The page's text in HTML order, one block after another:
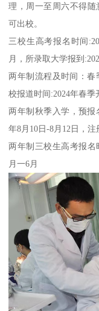
理，周一至周六不得
可出校。
三校生高考报名时间
月，所录取大学报到
两年制流程及时间：春
校报道时间:2024年春季
两年制秋季入学，预报
年8月10日-8月12日，注
两年制三校生高考报名
月一6月